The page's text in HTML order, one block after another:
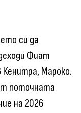
си да
Фиат
Кенитра, Мароко.
поточната
на 2026